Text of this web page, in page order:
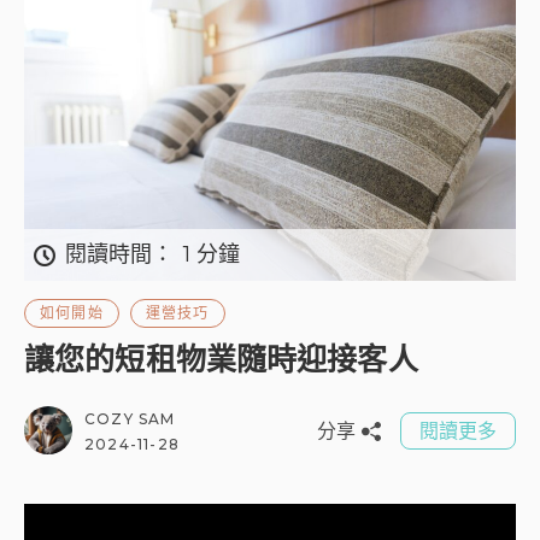
閱讀時間： 1 分鐘
如何開始 運營技巧
讓您的短租物業隨時迎接客人
COZY SAM
2024-11-28
分享 閱讀更多